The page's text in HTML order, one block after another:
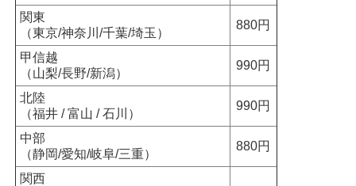
関東
（東京/神奈川/千葉/埼玉）
880円
甲信越
（山梨/長野/新潟）
990円
北陸
（福井 / 富山 / 石川）
990円
中部
（静岡/愛知/岐阜/三重）
880円
関西